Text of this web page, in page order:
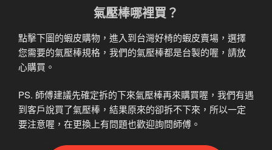
氣壓棒哪裡買？
點擊下圖的蝦皮購物，進入到台灣好椅的蝦皮賣場，選擇
您需要的氣壓棒規格，我們的氣壓棒都是台製的喔，請放
心購買。
PS. 師傅建議先確定拆的下來氣壓棒再來購買喔，我們有遇
到客戶說買了氣壓棒，結果原來的卻拆不下來，所以一定
要注意喔，在更換上有問題也歡迎詢問師傅。